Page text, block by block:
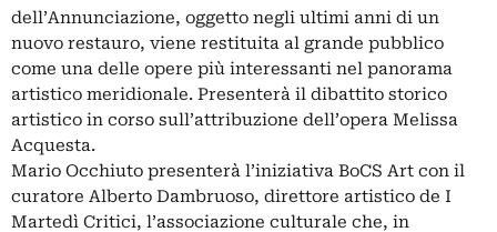
dell’Annunciazione, oggetto negli ultimi anni di un
nuovo restauro, viene restituita al grande pubblico
come una delle opere più interessanti nel panorama
artistico meridionale. Presenterà il dibattito storico
artistico in corso sull’attribuzione dell’opera Melissa
Acquesta.
Mario Occhiuto presenterà l’iniziativa BoCS Art con il
curatore Alberto Dambruoso, direttore artistico de I
Martedì Critici, l’associazione culturale che, in